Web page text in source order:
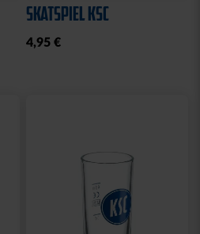
SKATSPIEL KSC
4,95 €